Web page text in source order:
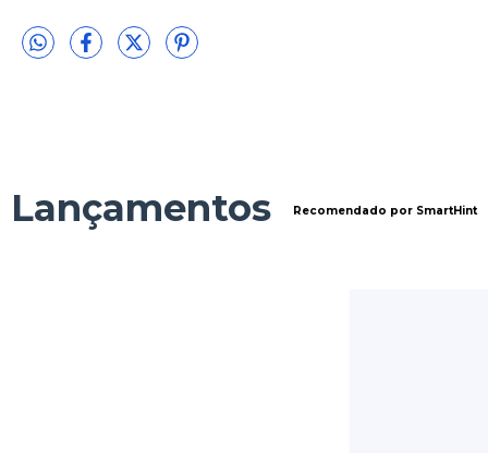
Lançamentos Recomendado por SmartHint